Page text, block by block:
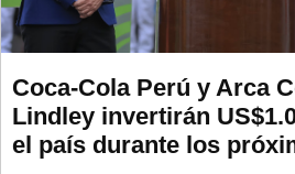
Coca-Cola Perú y Arca
Lindley invertirán
el país durante los